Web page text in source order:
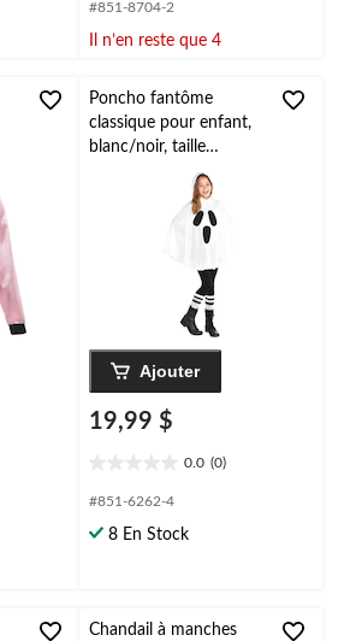
5.
évaluations
#851-8704-2
Il n’en reste que 4
Poncho fantôme
classique pour enfant,
blanc/noir, taille
universelle, accessoire
de costume à porter
pour l'Halloween
Ajouter
19,99 $
0.0 (0)
étoile(s)
5.
#851-6262-4
8 En Stock
Chandail à manches